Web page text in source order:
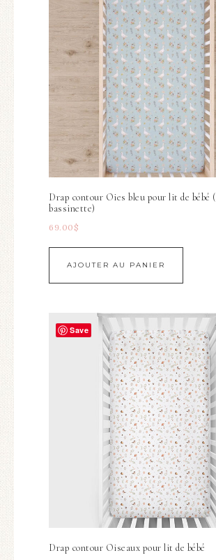
Drap contour Oies bleu pour lit de bébé (
bassinette)
69.00 $
AJOUTER AU PANIER
Save
Drap contour Oiseaux pour lit de bébé